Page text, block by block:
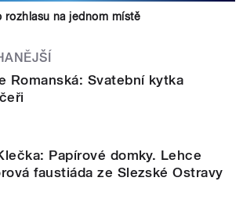
rozhlasu na jednom místě
Romanská: Svatební kytka
Papírové domky. Lehce
faustiáda ze Slezské Ostravy